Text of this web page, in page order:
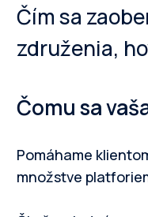
Čím sa
združenia,
Čomu sa
Pomáhame
množstve